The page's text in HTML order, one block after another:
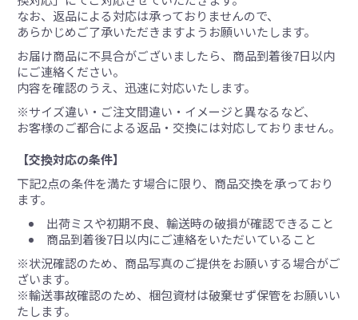
なお、返品による対応は承っておりませんので、
あらかじめご了承いただきますようお願いいたします。
お届け商品に不具合がございましたら、商品到着後7日以内
にご連絡ください。
内容を確認のうえ、迅速に対応いたします。
※サイズ違い・ご注文間違い・イメージと異なるなど、
お客様のご都合による返品・交換には対応しておりません。
【交換対応の条件】
下記2点の条件を満たす場合に限り、商品交換を承っており
ます。
出荷ミスや初期不良、輸送時の破損が確認できること
商品到着後7日以内にご連絡をいただいていること
※状況確認のため、商品写真のご提供をお願いする場合がご
ざいます。
※輸送事故確認のため、梱包資材は破棄せず保管をお願いい
たします。